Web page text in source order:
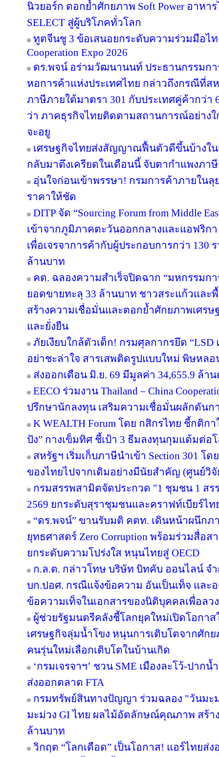
นิวยอร์ก ตอกย้ำศักยภาพ Soft Power อาหา
SELECT สู่ผู้บริโภคทั่วโลก
ทูตจีนชู 3 ข้อเสนอยกระดับความร่วมมือไท
Cooperation Expo 2026
ดร.พจน์ อร่ามวัฒนานนท์ ประธานกรรมก
หอการค้าแห่งประเทศไทย กล่าวถึงกรณีที่ส
ภาษีภายใต้มาตรา 301 กับประเทศคู่ค้ากว่า
ว่า ภาคธุรกิจไทยติดตามสถานการณ์อย่าง
จะอยู
เศรษฐกิจไทยส่งสัญญาณฟื้นตัวดีขึ้นบ้างใ
กลับมาตึงเครียดในเดือนนี้ จับตากำแพงภา
อุ่นใจก่อนเข้าพรรษา! กรมการค้าภายใน
ราคาให้ชัด
DITP จัด “Sourcing Forum from Middle
เข้าจากภูมิภาคตะวันออกกลางและแอฟริกา
เพื่อเจรจาการค้ากับผู้ประกอบการกว่า 130
ล้านบาท
คต. ฉลองความสำเร็จปิดฉาก “มหกรรมก
ยอดขายทะลุ 33 ล้านบาท ชาวสระแก้วและ
สร้างความเชื่อมั่นและตอกย้ำศักยภาพเศร
และยั่งยืน
ภัยเงียบใกล้ตัวเด็ก! กรมศุลกากรยึด
อย่าชะล่าใจ สารเสพติดรูปแบบใหม่ พิษหล
ส่งออกเดือน มิ.ย. 69 มีมูลค่า 34,655.9 ล้า
EECO ร่วมงาน Thailand – China
ปรึกษานักลงทุน เสริมความเชื่อมั่นผลักดันก
K WEALTH Forum โดย กสิกรไทย ชี้กติก
ปัง” กางเข็มทิศ ชี้เป้า 3 ธีมลงทุนกุมแต้มต่อ
สหรัฐฯ เริ่มเก็บภาษีนำเข้า Section 301 โ
ของไทยไปจากเดิมอย่างมีนัยสำคัญ (ศูนย์วิจั
กรมสรรพสามิตจัดประกวด "1 ชุมชน 1 สร
2569 ยกระดับสุราชุมชนและคราฟท์เบียร์ไท
“ดร.พจน์” ขานรับมติ คตท. เดินหน้าผนึกภ
ยุทธศาสตร์ Zero Corruption พร้อมร่วมสื่อ
ยกระดับความโปร่งใส หนุนไทยสู่ OECD
ก.ล.ต. กล่าวโทษ บริษัท บิทคับ ออนไลน์ จ
บก.ปอศ. กรณีแจ้งข้อความ อันเป็นเท็จ แล
ข้อความเท็จในเอกสารของนิติบุคคลเพื่อลว
ผู้ช่วยรัฐมนตรีคลังชี้โลกยุคใหม่เปิดโอกา
เศรษฐกิจลุ่มน้ำโขง หนุนการเติบโตจากศัก
คนรุ่นใหม่เลือกเติบโตในบ้านเกิด
‘กรมเจรจาฯ’ ชวน SME เมืองละโว้-ปา
ส่งออกตลาด FTA
กรมทรัพย์สินทางปัญญา ร่วมฉลอง "วันมะ
มะม่วง GI ไทย ผลไม้อัตลักษณ์คุณภาพ สร้า
ล้านบาท
วิกฤต “โลกเดือด” เป็นโอกาส! แอร์ไทยส่